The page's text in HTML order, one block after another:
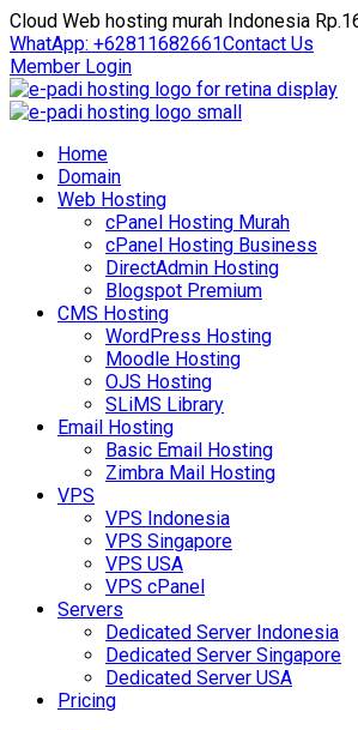
Cloud Web hosting murah Indonesia
WhatApp: +62811682661Contact Us
Member Login
Home
Domain
Web Hosting
cPanel Hosting Murah
cPanel Hosting Business
DirectAdmin Hosting
Blogspot Premium
CMS Hosting
WordPress Hosting
Moodle Hosting
OJS Hosting
SLiMS Library
Email Hosting
Basic Email Hosting
Zimbra Mail Hosting
VPS
VPS Indonesia
VPS Singapore
VPS USA
VPS cPanel
Servers
Dedicated Server Indonesia
Dedicated Server Singapore
Dedicated Server USA
Pricing